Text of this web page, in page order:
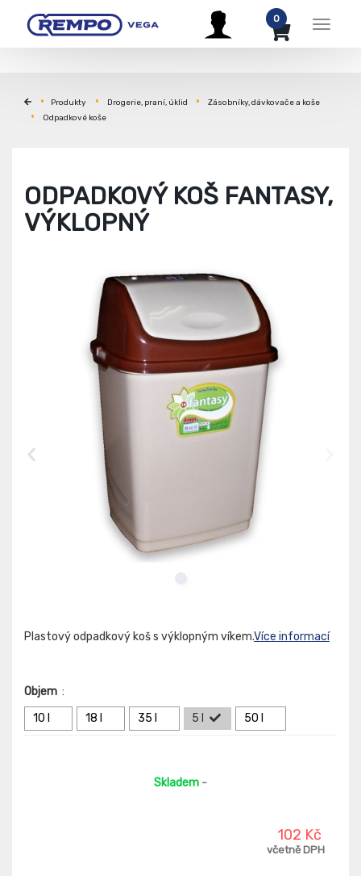
Menu
0
Produkty Drogerie, praní, úklid
Zásobníky, dávkovače a koše
Odpadkové koše
ODPADKOVÝ KOŠ FANTASY,
VÝKLOPNÝ
Plastový odpadkový koš s výklopným víkem.Více informací
Objem :
10 l
18 l 35 l 5 l 50 l
Skladem -
102 Kč
včetně DPH